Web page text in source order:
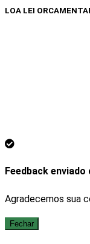
LOA LEI
Feedback
Agradecemos sua
Fechar